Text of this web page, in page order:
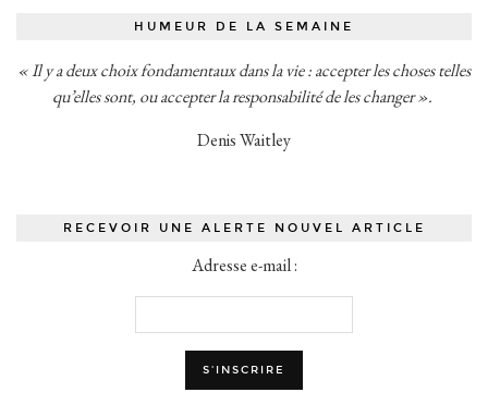
HUMEUR DE LA SEMAINE
« Il y a deux choix fondamentaux dans la vie : accepter les choses telles
qu’elles sont, ou accepter la responsabilité de les changer ».
Denis Waitley
RECEVOIR UNE ALERTE NOUVEL ARTICLE
Adresse e-mail :